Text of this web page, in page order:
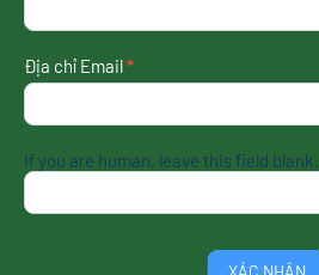
nhất
Địa chỉ Email*
If you are human, leave this field blank.